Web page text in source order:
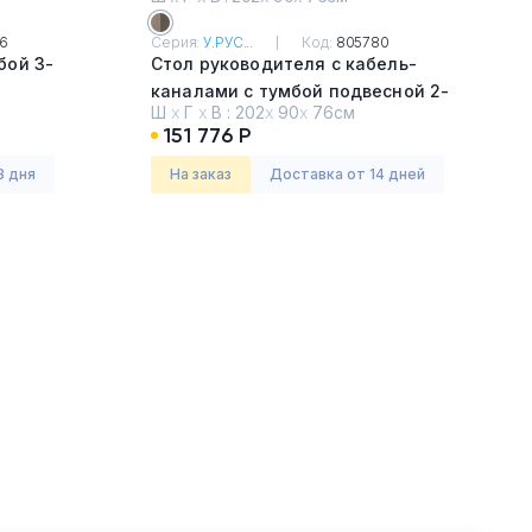
3-
дня
Серия:У.РУС... Код: 805780
Стол руководителя с кабель-
каналами с тумбой подвесной 2-
ящичной с замком правый
Дуб виченца/лава серая
Ш х Г х В : 202х 90х 76см
151 776 Р
На заказ Доставка от 14 дней